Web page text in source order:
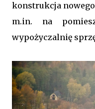
konstrukcja
m.in. na
wypożyczalnię